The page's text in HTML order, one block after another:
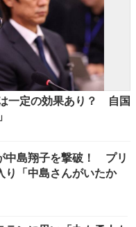
一定の効果あり？ 自国
中島翔子を撃破！ プリ
り「中島さんがいたか